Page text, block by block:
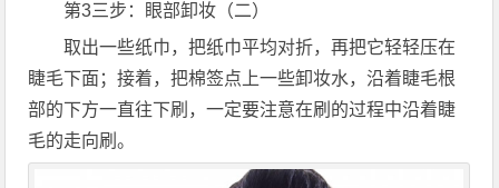
第3三步：眼部卸妆（二）
取出一些纸巾，把纸巾平均对折，再把它轻轻压在
睫毛下面；接着，把棉签点上一些卸妆水，沿着睫毛根
部的下方一直往下刷，一定要注意在刷的过程中沿着睫
毛的走向刷。